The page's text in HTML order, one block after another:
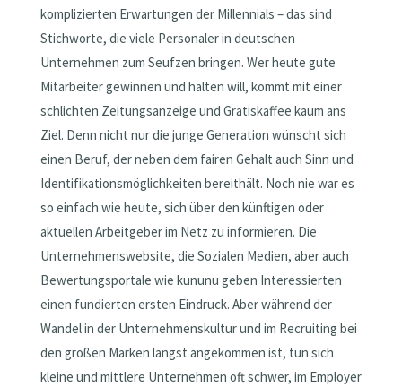
komplizierten Erwartungen der Millennials – das sind
Stichworte, die viele Personaler in deutschen
Unternehmen zum Seufzen bringen. Wer heute gute
Mitarbeiter gewinnen und halten will, kommt mit einer
schlichten Zeitungsanzeige und Gratiskaffee kaum ans
Ziel. Denn nicht nur die junge Generation wünscht sich
einen Beruf, der neben dem fairen Gehalt auch Sinn und
Identifikationsmöglichkeiten bereithält. Noch nie war es
so einfach wie heute, sich über den künftigen oder
aktuellen Arbeitgeber im Netz zu informieren. Die
Unternehmenswebsite, die Sozialen Medien, aber auch
Bewertungsportale wie kununu geben Interessierten
einen fundierten ersten Eindruck. Aber während der
Wandel in der Unternehmenskultur und im Recruiting bei
den großen Marken längst angekommen ist, tun sich
kleine und mittlere Unternehmen oft schwer, im Employer